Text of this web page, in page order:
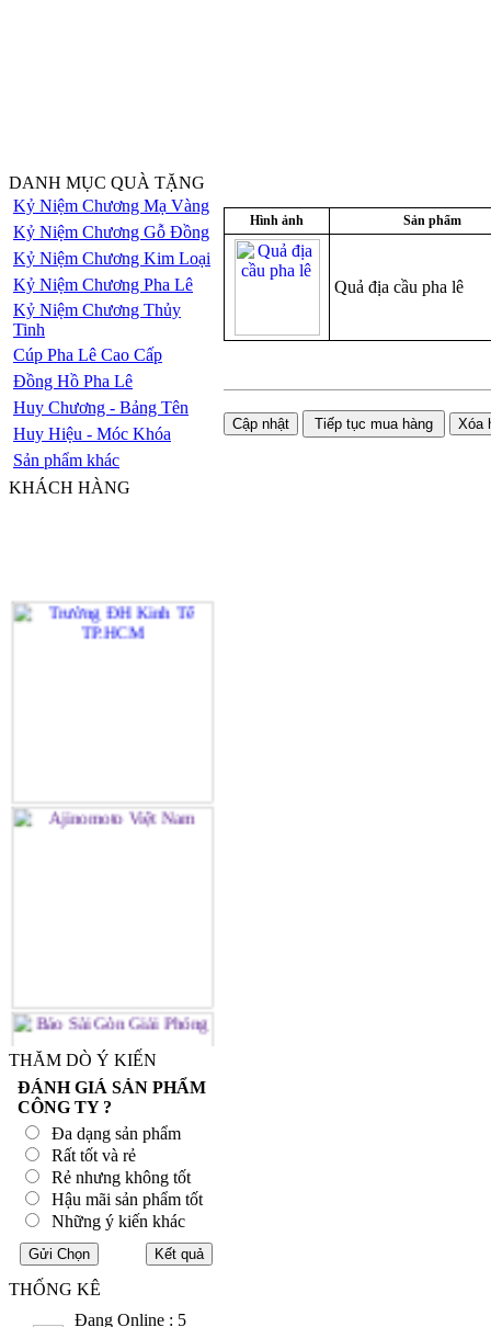
DANH MỤC QUÀ TẶNG
Kỷ Niệm Chương Mạ Vàng
Kỷ Niệm Chương Gỗ Đồng
Kỷ Niệm Chương Kim Loại
Kỷ Niệm Chương Pha Lê
Kỷ Niệm Chương Thủy
Tinh
Cúp Pha Lê Cao Cấp
Đồng Hồ Pha Lê
Huy Chương - Bảng Tên
Huy Hiệu - Móc Khóa
Sản phẩm khác
KHÁCH HÀNG
THĂM DÒ Ý KIẾN
ĐÁNH GIÁ SẢN PHẨM
CÔNG TY ?
Đa dạng sản phẩm
Rất tốt và rẻ
Rẻ nhưng không tốt
Hậu mãi sản phẩm tốt
Những ý kiến khác
THỐNG KÊ
Đang Online : 5
Hình ảnh Sản phẩm
Quả địa cầu pha lê